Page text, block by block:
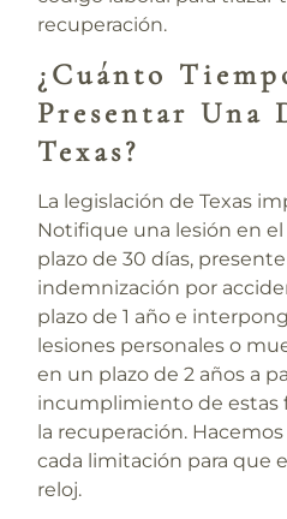
recuperación.
¿Cuánto
Presentar Una
Texas?
La legislación de Texas
Notifique una lesión en
plazo de 30 días,
indemnización por
plazo de 1 año e
lesiones personales o
en un plazo de 2 años a
incumplimiento de estas
la recuperación.
cada limitación para que
reloj.